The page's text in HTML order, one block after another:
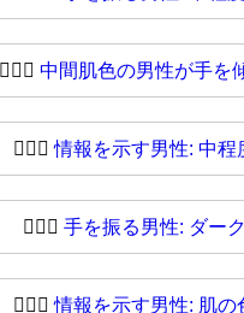
💁🏾‍♂️ 中間肌色の男性が手を
💁🏾‍♂情報を示す男性: 中程
💁🏿‍♂️ 手を振る男性: ダー
💁🏿‍♂情報を示す男性: 肌の